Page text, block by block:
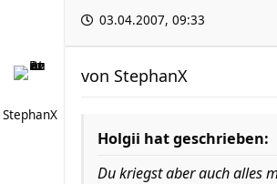
03.04.2007, 09:33
StephanX
von StephanX
Holgii hat geschrieben:
Du kriegst aber auch alles